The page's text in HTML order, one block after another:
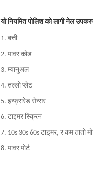
यो नियमित पोलिश को लागी नेल
1. बत्ती
2. पावर कोड
3. म्यानुअल
4. तल्लो प्लेट
5. इन्फ्रारेड सेन्सर
6. टाइमर स्क्रिन
7. 10s 30s 60s टाइमर, र कम तातो
8. पावर पोर्ट